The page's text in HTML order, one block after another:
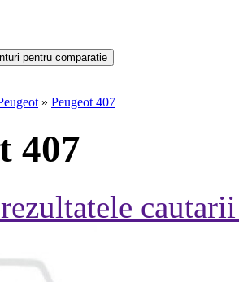
» Peugeot 407
407